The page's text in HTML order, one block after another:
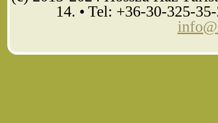
14. • Tel: +36-30-325-